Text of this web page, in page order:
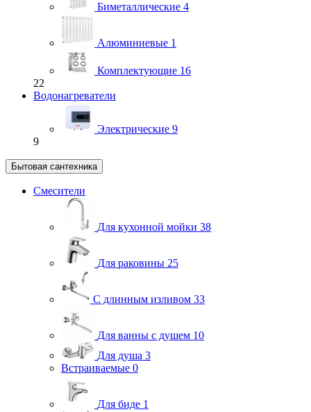
Биметаллические 4
Алюминиевые 1
Комплектующие 16
22
Водонагреватели
Электрические 9
9
Бытовая сантехника
Смесители
Для кухонной мойки 38
Для раковины 25
С длинным изливом 33
Для ванны с душем 10
Для душа 3
Встраиваемые 0
Для биде 1